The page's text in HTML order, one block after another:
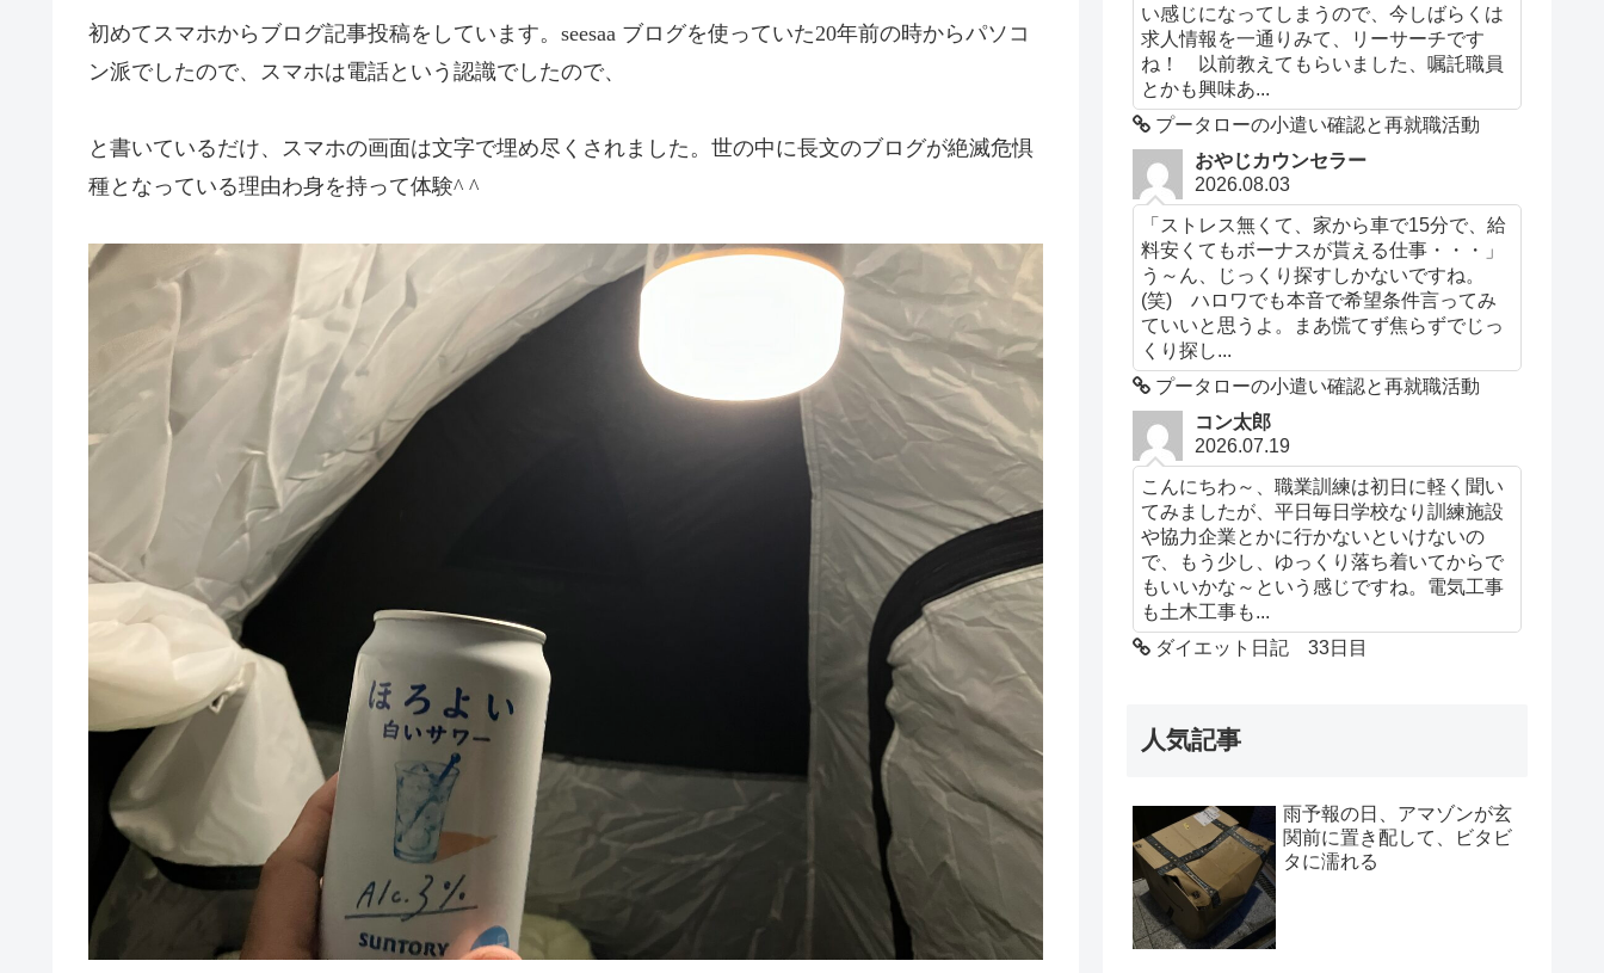
初めてスマホからブログ記事投稿をしています。seesaa ブログを使っていた20年前の時からパソコ
ン派でしたので、スマホは電話という認識でしたので、
と書いているだけ、スマホの画面は文字で埋め尽くされました。世の中に長文のブログが絶滅危惧
種となっている理由わ身を持って体験^ ^
い感じになってしまうので、今しばらくは
求人情報を一通りみて、リーサーチです
ね！ 以前教えてもらいました、嘱託職員
とかも興味あ...
プータローの小遣い確認と再就職活動
おやじカウンセラー
2026.08.03
「ストレス無くて、家から車で15分で、給
料安くてもボーナスが貰える仕事・・・」
う～ん、じっくり探すしかないですね。
(笑) ハロワでも本音で希望条件言ってみ
ていいと思うよ。まあ慌てず焦らずでじっ
くり探し...
プータローの小遣い確認と再就職活動
コン太郎
2026.07.19
こんにちわ～、職業訓練は初日に軽く聞い
てみましたが、平日毎日学校なり訓練施設
や協力企業とかに行かないといけないの
で、もう少し、ゆっくり落ち着いてからで
もいいかな～という感じですね。電気工事
も土木工事も...
ダイエット日記 33日目
人気記事
雨予報の日、アマゾンが玄
関前に置き配して、ビタビ
タに濡れる